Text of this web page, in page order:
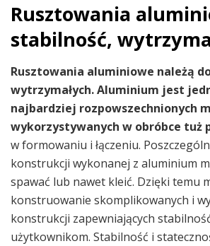
Rusztowania
stabilność,
Rusztowania aluminiowe należą
wytrzymałych. Aluminium jest
najbardziej rozpowszechnionych
wykorzystywanych w obróbce tuż
w formowaniu i łączeniu.
konstrukcji wykonanej z aluminium
spawać lub nawet kleić. Dzięki temu
konstruowanie skomplikowanych i
konstrukcji zapewniających
użytkownikom. Stabilność i